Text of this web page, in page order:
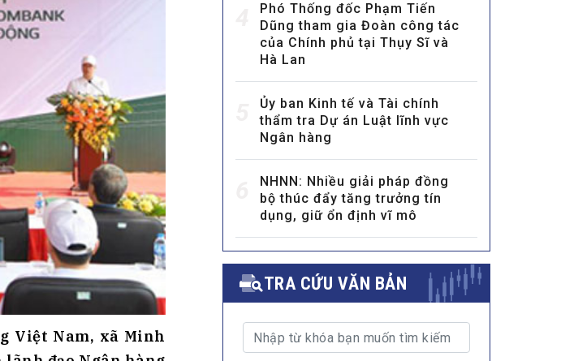
TUYỂN DỤNG
MULTIMEDIA
Video
E-magazines
Photos
Việt Nam, xã Minh
Phó Thống đốc Phạm Tiến
Dũng tham gia Đoàn công tác
của Chính phủ tại Thụy Sĩ và
Hà Lan
Ủy ban Kinh tế và Tài chính
thẩm tra Dự án Luật lĩnh vực
Ngân hàng
NHNN: Nhiều giải pháp đồng
bộ thúc đẩy tăng trưởng tín
dụng, giữ ổn định vĩ mô
TRA CỨU VĂN BẢN